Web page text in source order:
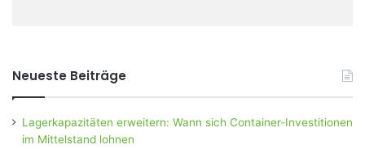
Neueste Beiträge
Lagerkapazitäten erweitern: Wann sich Container-Investitionen
im Mittelstand lohnen